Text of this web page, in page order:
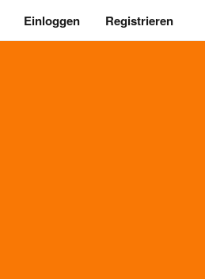
Einloggen Registrieren